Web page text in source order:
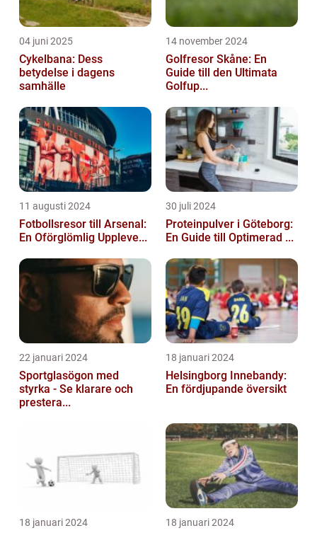
04 juni 2025
Cykelbana: Dess
betydelse i dagens
samhälle
14 november 2024
Golfresor Skåne: En
Guide till den Ultimata
Golfup...
11 augusti 2024
Fotbollsresor till Arsenal:
En Oförglömlig Uppleve...
30 juli 2024
Proteinpulver i Göteborg:
En Guide till Optimerad ...
22 januari 2024
Sportglasögon med
styrka - Se klarare och
prestera...
18 januari 2024
Helsingborg Innebandy:
En fördjupande översikt
18 januari 2024 18 januari 2024